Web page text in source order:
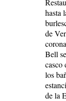
hasta
de
Bell
casco
los
de la